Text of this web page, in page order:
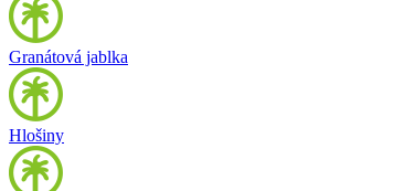
Granátová jablka
Hlošiny